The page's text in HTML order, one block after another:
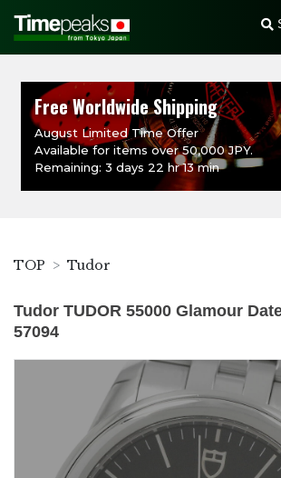
Free Worldwide Shipping
August Limited Time Offer
Available for items over 50,000 JPY.
Remaining: 3 days 22 hr 13 min
TOP Tudor
Tudor TUDOR 55000 Glamour
57094